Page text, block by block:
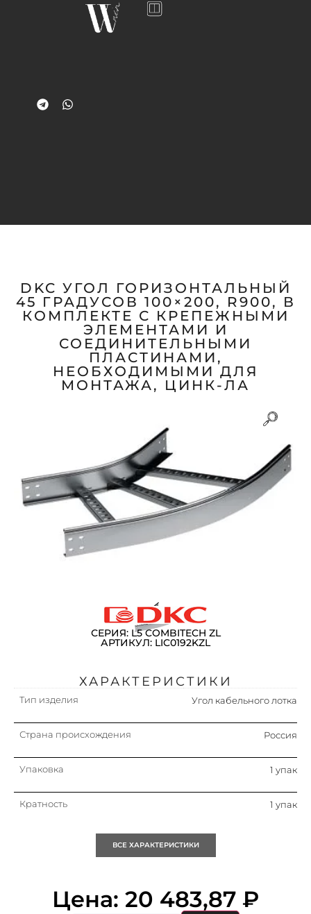
DKC УГОЛ ГОРИЗОНТАЛЬНЫЙ
45 ГРАДУСОВ 100×200, R900, В
КОМПЛЕКТЕ С КРЕПЕЖНЫМИ
ЭЛЕМЕНТАМИ И
СОЕДИНИТЕЛЬНЫМИ
ПЛАСТИНАМИ,
НЕОБХОДИМЫМИ ДЛЯ
МОНТАЖА, ЦИНК-ЛА
СЕРИЯ: L5 COMBITECH ZL
АРТИКУЛ: LIC0192KZL
ХАРАКТЕРИСТИКИ
Тип изделия Угол кабельного лотка
Страна происхождения Россия
Упаковка 1 упак
Кратность 1 упак
Вид/ марка материала
ВСЕ ХАРАКТЕРИСТИКИ
Цена: 20 483,87 ₽